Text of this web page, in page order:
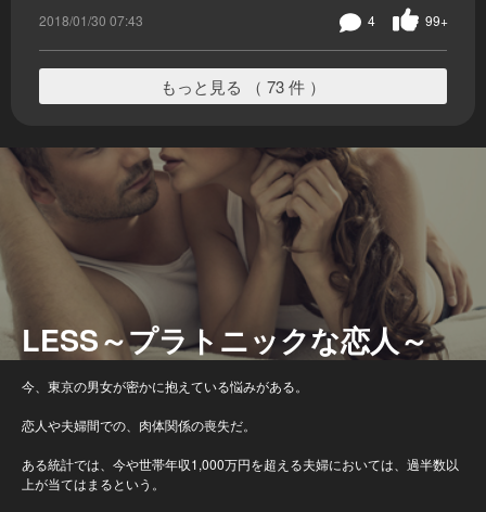
2018/01/30 07:43 99+
4
もっと見る （ 73 件 ）
LESS～プラトニックな恋人～
今、東京の男女が密かに抱えている悩みがある。
恋人や夫婦間での、肉体関係の喪失だ。
ある統計では、今や世帯年収1,000万円を超える夫婦においては、過半数以
上が当てはまるという。